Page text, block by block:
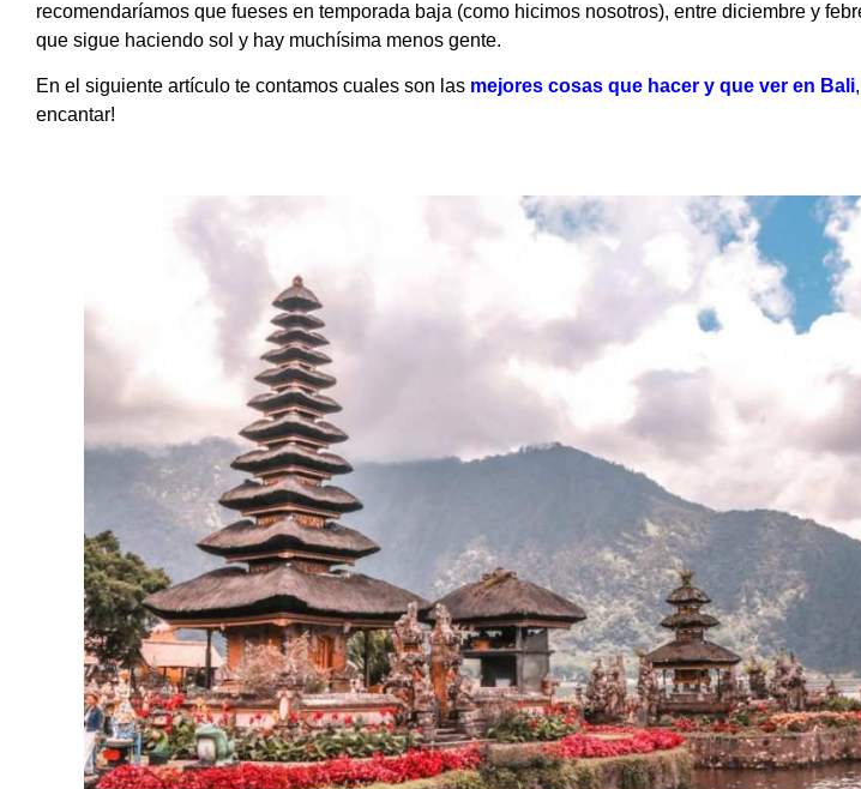
recomendaríamos que fueses en temporada baja (como hicimos nosotros), entre diciembre y
que sigue haciendo sol y hay muchísima menos gente.
En el siguiente artículo te contamos cuales son las mejores cosas que hacer y que ver en Bali
encantar!